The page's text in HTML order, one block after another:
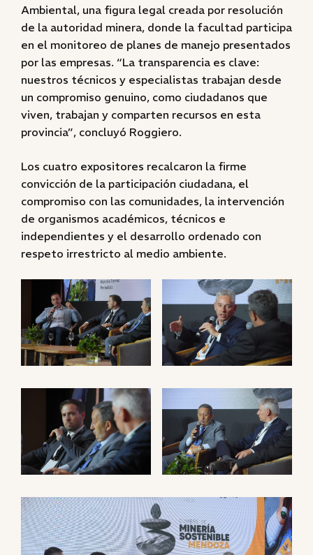
Ambiental, una figura legal creada por resolución
de la autoridad minera, donde la facultad participa
en el monitoreo de planes de manejo presentados
por las empresas. “La transparencia es clave:
nuestros técnicos y especialistas trabajan desde
un compromiso genuino, como ciudadanos que
viven, trabajan y comparten recursos en esta
provincia”, concluyó Roggiero.
Los cuatro expositores recalcaron la firme
convicción de la participación ciudadana, el
compromiso con las comunidades, la intervención
de organismos académicos, técnicos e
independientes y el desarrollo ordenado con
respeto irrestricto al medio ambiente.